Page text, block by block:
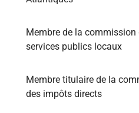
Membre de la
services publics locaux
Membre titulaire de la
des impôts directs